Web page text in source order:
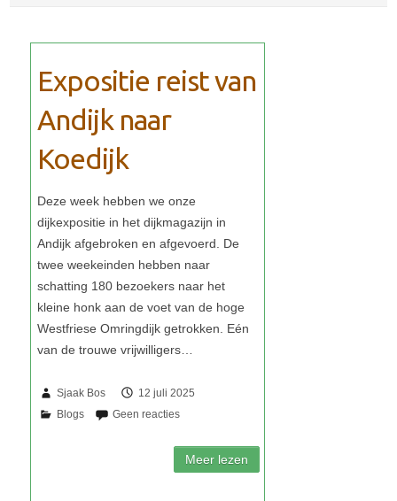
Expositie reist van
Andijk naar
Koedijk
Sjaak Bos 12 juli 2025